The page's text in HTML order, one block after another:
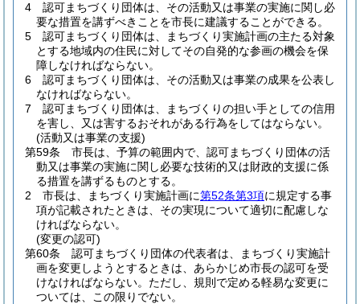
4
認可まちづくり団体は、その活動又は事業の実施に関し必
要な措置を講ずべきことを市長に建議することができる。
5
認可まちづくり団体は、まちづくり実施計画の主たる対象
とする地域内の住民に対してその自発的な参画の機会を保
障しなければならない。
6
認可まちづくり団体は、その活動又は事業の成果を公表し
なければならない。
7
認可まちづくり団体は、まちづくりの担い手としての信用
を害し、又は害するおそれがある行為をしてはならない。
(活動又は事業の支援)
第59条
市長は、予算の範囲内で、認可まちづくり団体の活
動又は事業の実施に関し必要な技術的又は財政的支援に係
る措置を講ずるものとする。
2
市長は、まちづくり実施計画に第52条第3項に規定する事
項が記載されたときは、その実現について適切に配慮しな
ければならない。
(変更の認可)
第60条
認可まちづくり団体の代表者は、まちづくり実施計
画を変更しようとするときは、あらかじめ市長の認可を受
けなければならない。 ただし、規則で定める軽易な変更に
ついては、この限りでない。